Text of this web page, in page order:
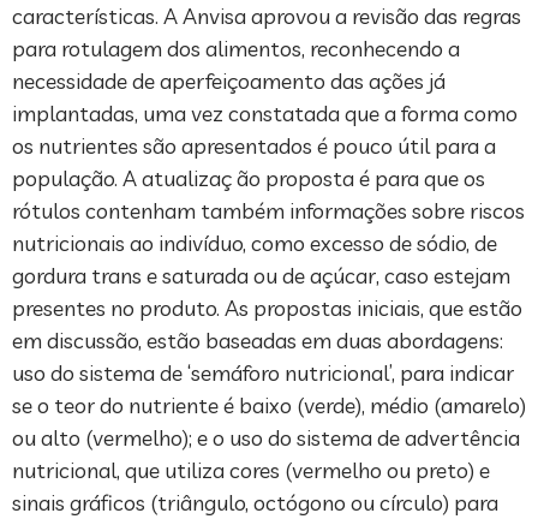
características. A Anvisa aprovou a revisão das regras
para rotulagem dos alimentos, reconhecendo a
necessidade de aperfeiçoamento das ações já
implantadas, uma vez constatada que a forma como
os nutrientes são apresentados é pouco útil para a
população. A atualizaç ão proposta é para que os
rótulos contenham também informações sobre riscos
nutricionais ao indivíduo, como excesso de sódio, de
gordura trans e saturada ou de açúcar, caso estejam
presentes no produto. As propostas iniciais, que estão
em discussão, estão baseadas em duas abordagens:
uso do sistema de ‘semáforo nutricional’, para indicar
se o teor do nutriente é baixo (verde), médio (amarelo)
ou alto (vermelho); e o uso do sistema de advertência
nutricional, que utiliza cores (vermelho ou preto) e
sinais gráficos (triângulo, octógono ou círculo) para